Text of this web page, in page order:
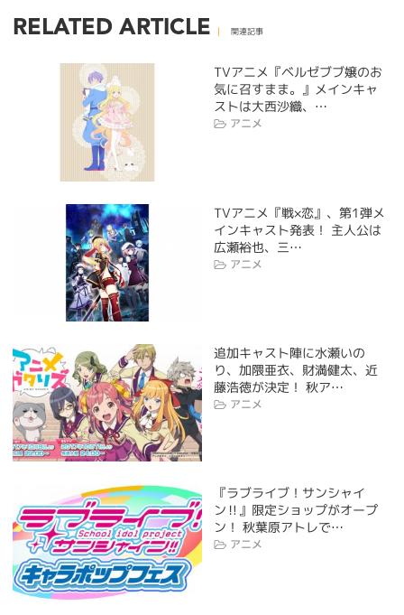
RELATED ARTICLE 関連記事
TVアニメ『ベルゼブブ嬢のお
気に召すまま。』メインキャ
ストは大西沙織、…
アニメ
TVアニメ『戦×恋』、第1弾メ
インキャスト発表！ 主人公は
広瀬裕也、三…
アニメ
追加キャスト陣に水瀬いの
り、加隈亜衣、財満健太、近
藤浩徳が決定！ 秋ア…
アニメ
『ラブライブ！サンシャイ
ン‼』限定ショップがオープ
ン！ 秋葉原アトレで…
アニメ